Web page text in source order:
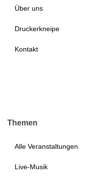
Über uns
Druckerkneipe
Kontakt
Themen
Alle Veranstaltungen
Live-Musik